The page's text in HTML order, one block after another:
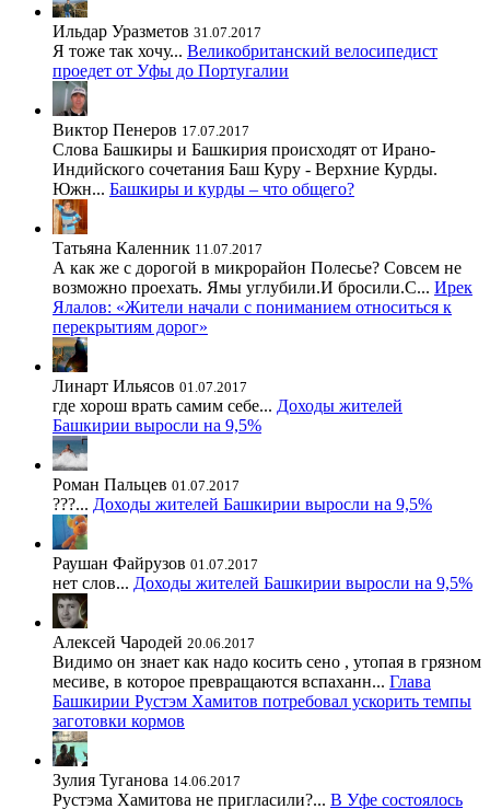
Ильдар Уразметов 31.07.2017
Я тоже так хочу... Великобританский велосипедист
проедет от Уфы до Португалии
Виктор Пенеров 17.07.2017
Слова Башкиры и Башкирия происходят от Ирано-
Индийского сочетания Баш Куру - Верхние Курды.
Южн... Башкиры и курды – что общего?
Татьяна Каленник 11.07.2017
А как же с дорогой в микрорайон Полесье? Совсем не
возможно проехать. Ямы углубили.И бросили.С... Ирек
Ялалов: «Жители начали с пониманием относиться к
перекрытиям дорог»
Линарт Ильясов 01.07.2017
где хорош врать самим себе... Доходы жителей
Башкирии выросли на 9,5%
Роман Пальцев 01.07.2017
???... Доходы жителей Башкирии выросли на 9,5%
Раушан Файрузов 01.07.2017
нет слов... Доходы жителей Башкирии выросли на 9,5%
Алексей Чародей 20.06.2017
Видимо он знает как надо косить сено , утопая в грязном
месиве, в которое превращаются вспаханн... Глава
Башкирии Рустэм Хамитов потребовал ускорить темпы
заготовки кормов
Зулия Туганова 14.06.2017
Рустэма Хамитова не пригласили?... В Уфе состоялось